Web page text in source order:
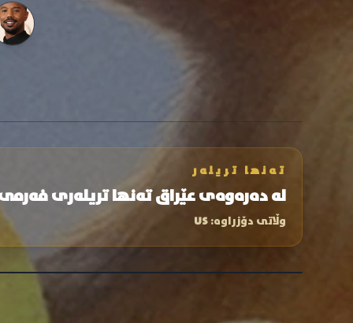
تەنها تریلەر
لە دەرەوەی عێراق تەنها تریلەری
وڵاتی دۆزراوە:US